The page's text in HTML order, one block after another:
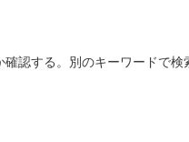
認する。別のキーワードで検